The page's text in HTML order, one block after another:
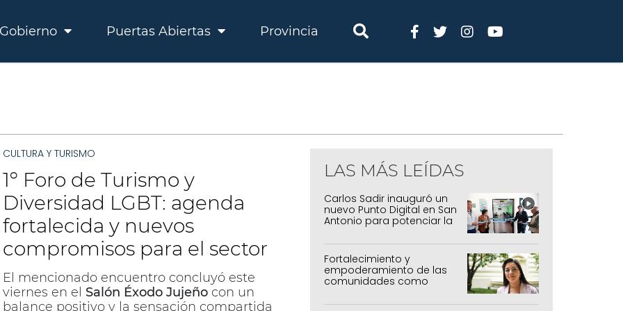
Gobierno Puertas Abiertas Provincia
CULTURA Y TURISMO
1º Foro de Turismo y
Diversidad LGBT: agenda
fortalecida y nuevos
compromisos para el sector
El mencionado encuentro concluyó este
viernes en el Salón Éxodo Jujeñocon un
balance positivo y la sensación compartida
LAS MÁS LEÍDAS
Carlos Sadir inauguró un
nuevo Punto Digital en San
Antonio para potenciar la
Fortalecimiento y
empoderamiento de las
comunidades como